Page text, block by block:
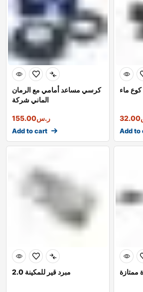
كرسي مساعد أمامي مع الرمان
الماني شركة
ر.س155.00
Add to cart
كوع ماء
32.00
Add to
مبرد قير للمكينة 2.0